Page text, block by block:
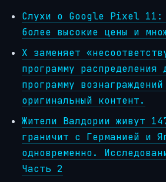
Слухи о Google Pixel 11:
более высокие цены и
X заменяет
программу распределения
программу
оригинальный контент.
Жители Валдории живут
граничит с Германией и
одновременно.
Часть 2